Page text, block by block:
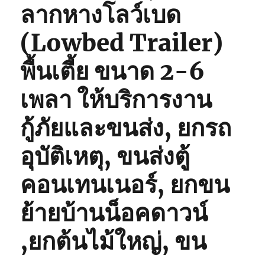
ลากหางโลว์เบด
(Lowbed Trailer)
พื้นเตี้ย ขนาด 2-6
เพลา ให้บริการงาน
กู้ภัยและขนส่ง, ยกรถ
อุบัติเหตุ, ขนส่งตู้
คอนเทนเนอร์, ยกขน
ย้ายบ้านน็อคดาวน์
,ยกต้นไม้ใหญ่, ขน